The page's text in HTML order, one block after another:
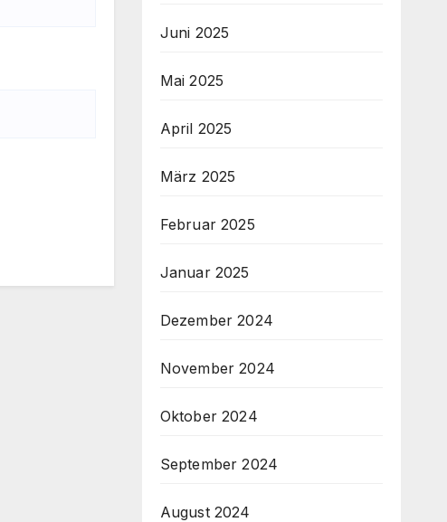
Juni 2025
Mai 2025
April 2025
März 2025
Februar 2025
Januar 2025
Dezember 2024
November 2024
Oktober 2024
September 2024
August 2024